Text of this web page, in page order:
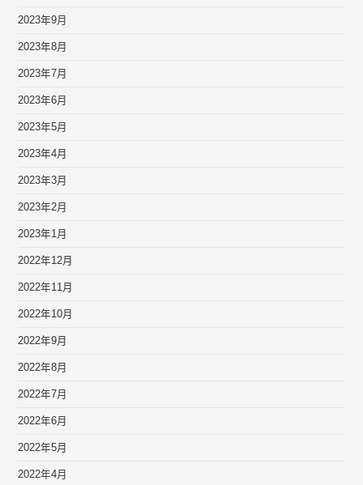
2023年9月
2023年8月
2023年7月
2023年6月
2023年5月
2023年4月
2023年3月
2023年2月
2023年1月
2022年12月
2022年11月
2022年10月
2022年9月
2022年8月
2022年7月
2022年6月
2022年5月
2022年4月